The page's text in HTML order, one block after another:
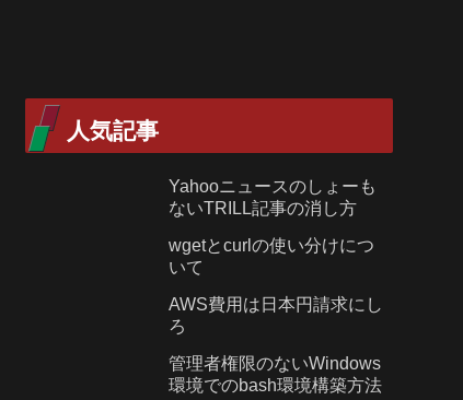
人気記事
Yahooニュースのしょーも
ないTRILL記事の消し方
wgetとcurlの使い分けにつ
いて
AWS費用は日本円請求にし
ろ
管理者権限のないWindows
環境でのbash環境構築方法